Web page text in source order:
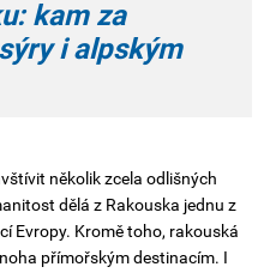
kam za
i alpským
několik zcela odlišných
dělá z Rakouska jednu z
Evropy. Kromě toho, rakouská
přímořským destinacím. I